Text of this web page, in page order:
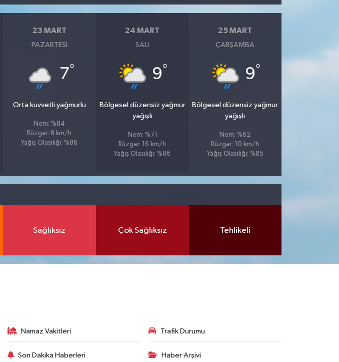
23 MART
PAZARTESI
7°
Orta kuvvetli yağmurlu
Nem: %84
Rüzgar: 8 km/h
Yağış Olasılığı: %86
24 MART
SALI
9°
Bölgesel düzensiz yağmur
yağışlı
Nem: %71
Rüzgar: 16 km/h
Yağış Olasılığı: %86
25 MART
ÇARŞAMBA
9°
Bölgesel düzensiz yağmur
yağışlı
Nem: %62
Rüzgar: 10 km/h
Yağış Olasılığı: %85
Sağlıksız Çok Sağlıksız Tehlikeli
Namaz Vakitleri Trafik Durumu
Son Dakika Haberleri Haber Arşivi